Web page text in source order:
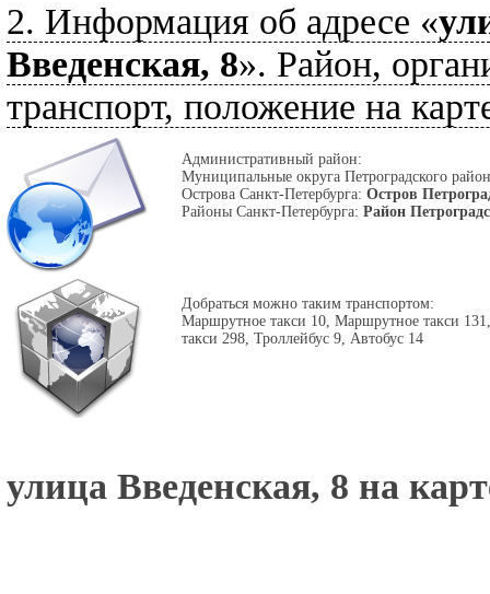
2. Информация об адресе «
Введенская, 8». Район,
транспорт, положение на
Административный район:
Муниципальные округа Петроградского
Острова Санкт-Петербурга: Остров
Районы Санкт-Петербурга: Район
Добраться можно таким транспортом:
Маршрутное такси 10, Маршрутное такси
такси 298, Троллейбус 9, Автобус 14
улица Введенская, 8 на